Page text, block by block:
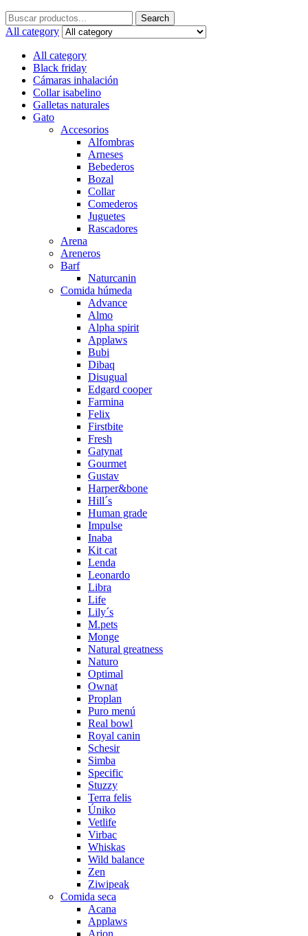
Search
for:
Search
All category
All category
Black friday
Cámaras inhalación
Collar isabelino
Galletas naturales
Gato
Accesorios
Alfombras
Arneses
Bebederos
Bozal
Collar
Comederos
Juguetes
Rascadores
Arena
Areneros
Barf
Naturcanin
Comida húmeda
Advance
Almo
Alpha spirit
Applaws
Bubi
Dibaq
Disugual
Edgard cooper
Farmina
Felix
Firstbite
Fresh
Gatynat
Gourmet
Gustav
Harper&bone
Hill´s
Human grade
Impulse
Inaba
Kit cat
Lenda
Leonardo
Libra
Life
Lily´s
M.pets
Monge
Natural greatness
Naturo
Optimal
Ownat
Proplan
Puro menú
Real bowl
Royal canin
Schesir
Simba
Specific
Stuzzy
Terra felis
Úniko
Vetlife
Virbac
Whiskas
Wild balance
Zen
Ziwipeak
Comida seca
Acana
Applaws
Arion